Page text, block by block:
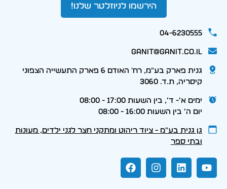
הירשמו לניוזלטר שלנו!
04-6230555
ganit@ganit.co.il
גנית פארק בע"מ, רח' האודם 6 פארק התעשייה הצפוני
קיסריה, ת.ד. 3060
ימים א׳- ד׳, בין השעות 17:00 - 08:00
יום ה׳ בין השעות 16:00 - 08:00
גן גנית בע״מ - ציוד ריהוט ומתקני חצר לגני ילדים, מעונות
ובתי ספר